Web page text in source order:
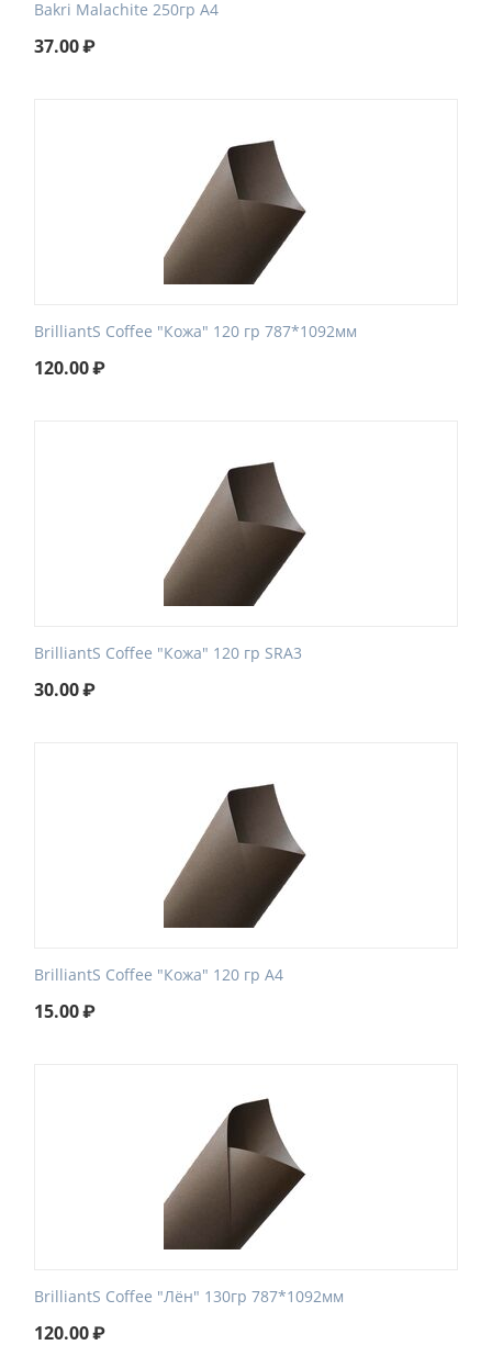
Bakri Malachite 250гр А4
37.00₽
BrilliantS Coffee "Кожа" 120 гр 787*1092мм
120.00₽
BrilliantS Coffee "Кожа" 120 гр SRA3
30.00₽
BrilliantS Coffee "Кожа" 120 гр А4
15.00₽
BrilliantS Coffee "Лён" 130гр 787*1092мм
120.00₽